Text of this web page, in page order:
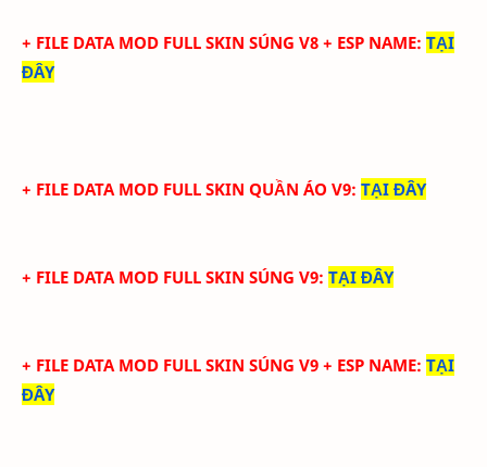
+ FILE DATA MOD FULL SKIN SÚNG V8 + ESP NAME: TẠI
ĐÂY
+ FILE DATA MOD FULL SKIN QUẦN ÁO V9: TẠI ĐÂY
+ FILE DATA MOD FULL SKIN SÚNG V9: TẠI ĐÂY
+ FILE DATA MOD FULL SKIN SÚNG V9 + ESP NAME: TẠI
ĐÂY